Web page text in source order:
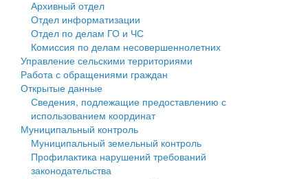
Социальная защита
Фотоальбом
Муниципальные услуги
Проекты административных регламентов
Антимонопольный комплаенс
Противодействие коррупции
Информационная поддержка субъектов малого и
среднего предпринимательства
Муниципальные программы
Контрольно-счетная палата
Персональные данные
Оценка регулирующего воздействия
Архивный отдел
Отдел информатизации
Отдел по делам ГО и ЧС
Комиссия по делам несовершеннолетних
Управление сельскими территориями
Работа с обращениями граждан
Открытые данные
Сведения, подлежащие предоставлению с
использованием координат
Муниципальный контроль
Муниципальный земельный контроль
Профилактика нарушений требований
законодательства